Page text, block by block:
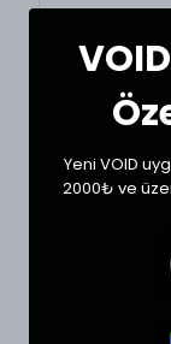
GABARDİN
Yeni VOID
2000₺ ve